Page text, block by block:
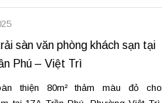
sàn văn phòng khách sạn tại
Phú – Việt Trì
thiện 80m² thảm màu đỏ cho